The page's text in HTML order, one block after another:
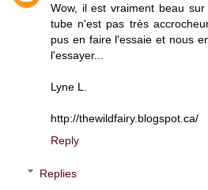
Wow, il est vraiment beau
tube n'est pas très
pus en faire l'essaie et nous
l'essayer...
Lyne L.
http://thewildfairy.blogspot.ca/
Reply
Replies